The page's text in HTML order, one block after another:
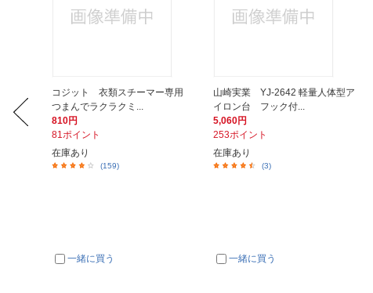
コジット 衣類スチーマー専用
つまんでラクラクミ...
810円
81ポイント
在庫あり
(159)
一緒に買う
山崎実業 YJ-2642 軽量人体型ア
イロン台 フック付...
5,060円
253ポイント
在庫あり
(3)
一緒に買う